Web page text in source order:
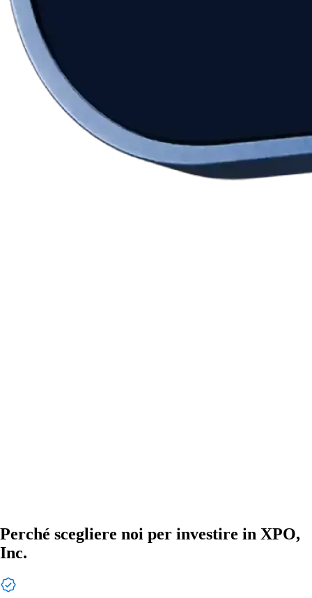
Perché scegliere noi per investire in XPO,
Inc.